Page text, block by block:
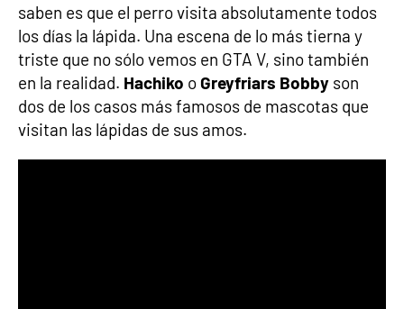
saben es que el perro visita absolutamente todos
los días la lápida. Una escena de lo más tierna y
triste que no sólo vemos en GTA V, sino también
en la realidad. Hachiko oGreyfriars Bobby son
dos de los casos más famosos de mascotas que
visitan las lápidas de sus amos.